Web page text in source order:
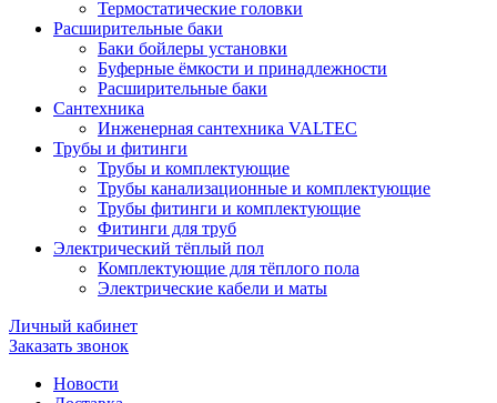
Термостатические головки
Расширительные баки
Баки бойлеры установки
Буферные ёмкости и принадлежности
Расширительные баки
Сантехника
Инженерная сантехника VALTEC
Трубы и фитинги
Трубы и комплектующие
Трубы канализационные и комплектующие
Трубы фитинги и комплектующие
Фитинги для труб
Электрический тёплый пол
Комплектующие для тёплого пола
Электрические кабели и маты
Личный кабинет
Заказать звонок
Новости